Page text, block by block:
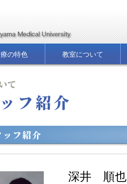
の特色 教室について
て
フ紹介
フ紹介
深井 順也